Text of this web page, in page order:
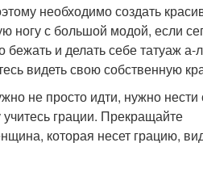
необходимо создать
ногу с большой модой, если
и делать себе татуаж а-
видеть свою собственную
не просто идти, нужно нести
грации. Прекращайте
которая несет грацию,